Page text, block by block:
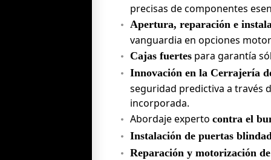
precisas de componentes
Apertura, reparación e
vanguardia en opciones
Cajas fuertes para garantía
Innovación en la Cerrajería
seguridad predictiva a través
incorporada.
Abordaje experto contra el
Instalación de puertas
Reparación y motorización